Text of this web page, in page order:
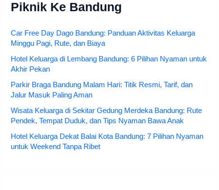
Piknik Ke Bandung
Car Free Day Dago Bandung: Panduan Aktivitas Keluarga
Minggu Pagi, Rute, dan Biaya
Hotel Keluarga di Lembang Bandung: 6 Pilihan Nyaman untuk
Akhir Pekan
Parkir Braga Bandung Malam Hari: Titik Resmi, Tarif, dan
Jalur Masuk Paling Aman
Wisata Keluarga di Sekitar Gedung Merdeka Bandung: Rute
Pendek, Tempat Duduk, dan Tips Nyaman Bawa Anak
Hotel Keluarga Dekat Balai Kota Bandung: 7 Pilihan Nyaman
untuk Weekend Tanpa Ribet